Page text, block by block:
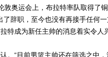
奥运会上，布拉特率队取得了
辞职，至今也没有再接手任何
特成为新任主帅的消息着实令人
“目前男篮主帅还在筛选之中，